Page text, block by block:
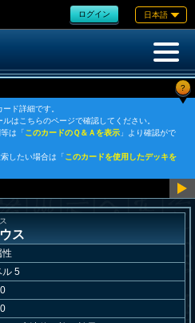
ログイン 日本語
?
ド詳細です。
はこちらのページで確認してください。
は「このカードのＱ＆Ａを表示 」より確認がで
したい場合は「このカードを使用したデッキを
ス
性
ル 5